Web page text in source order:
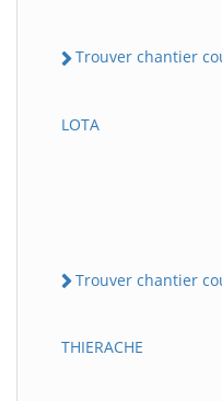
Trouver chantier
LOTA
Trouver chantier
THIERACHE